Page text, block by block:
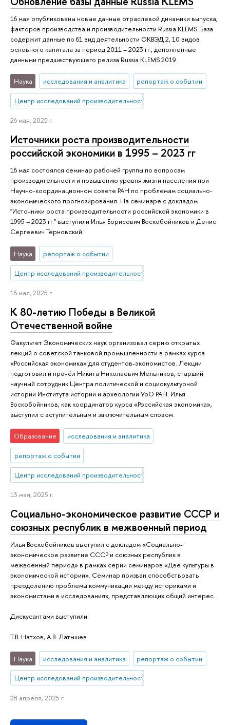
16 мая опубликованы новые данные отраслевой динамики выпуска,
факторов производства и производительности Russia KLEMS. База
содержит данные по 61 вид деятельности ОКВЭД 2, 10 видов
основного капитала за период 2011 – 2023 гг., дополненные
данными предшествующего релиза Russia KLEMS 2019.
Наука исследования и аналитика репортаж о событии
Центр исследований производительности
26 мая, 2025 г.
Источники роста производительности
российской экономики в 1995 – 2023 гг
16 мая состоялся семинар рабочей группы по вопросам
производительности и повышению уровня жизни населения при
Научно-координационном совете РАН по проблемам социально-
экономического прогнозирования. На семинаре с докладом
"Источники роста производительности российской экономики в
1995 – 2023 гг." выступили Илья Борисович Воскобойников и Денис
Сергеевич Терновский.
Наука репортаж о событии
Центр исследований производительности
16 мая, 2025 г.
К 80-летию Победы в Великой
Отечественной войне
Факультет Экономических наук организовал серию открытых
лекций о советской танковой промышленности в рамках курса
«Российская экономика» для студентов-экономистов. Лекции
подготовил и прочёл Никита Николаевич Мельников, старший
научный сотрудник Центра политической и социокультурной
истории Института истории и археологии УрО РАН. Илья
Воскобойников, как координатор курса «Российская экономика»,
выступил с вступительным и заключительным словом.
Образование исследования и аналитика
репортаж о событии
Центр исследований производительности
13 мая, 2025 г.
Социально-экономическое развитие СССР и
союзных республик в межвоенный период
Илья Воскобойников выступил с докладом «Социально-
экономическое развитие СССР и союзных республик в
межвоенный период» в рамках серии семинаров «Две культуры в
экономической истории». Семинар призван способствовать
преодолению проблемы коммуникации между историками и
экономистами в исследованиях, представляющих общий интерес.
Дискусантами выступили:
Т.В. Натхов, А.В. Латышев
Наука исследования и аналитика репортаж о событии
Центр исследований производительности
28 апреля, 2025 г.